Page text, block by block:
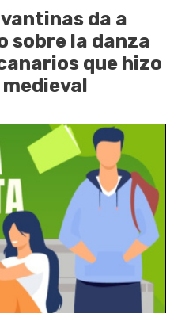
da a
sobre la danza
que hizo